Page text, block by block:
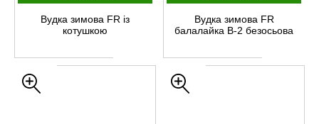
Вудка зимова FR із
котушкою
Вудка зимова FR
балалайка B-2 безосьова